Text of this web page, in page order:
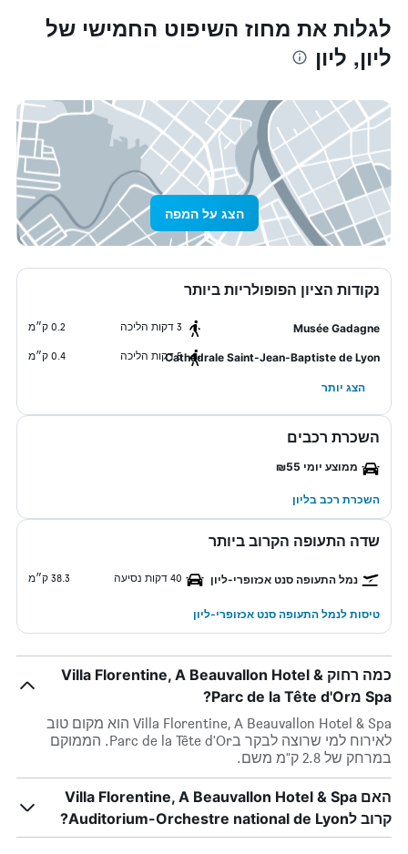
לגלות את מחוז השיפוט החמישי של
ליון, ליון
הצג על המפה
נקודות הציון הפופולריות ביותר
Musée Gadagne 3 דקות הליכה 0.2 ק״מ
Cathédrale Saint-Jean-Baptiste de Lyon
5 דקות הליכה 0.4 ק״מ
הצג יותר
השכרת רכבים
ממוצע יומי ₪55
השכרת רכב בליון
שדה התעופה הקרוב ביותר
נמל התעופה סנט אכזופרי-ליון 40 דקות נסיעה 38.3 ק״מ
טיסות לנמל התעופה סנט אכזופרי-ליון
כמה רחוק Villa Florentine, A Beauvallon Hotel &
Spa מParc de la Tête d'Or?
Villa Florentine, A Beauvallon Hotel & Spa הוא מקום טוב
לאירוח למי שרוצה לבקר בParc de la Tête d'Or. הממוקם
במרחק של 2.8 ק"מ משם.
האם Villa Florentine, A Beauvallon Hotel & Spa
קרוב לAuditorium-Orchestre national de Lyon?